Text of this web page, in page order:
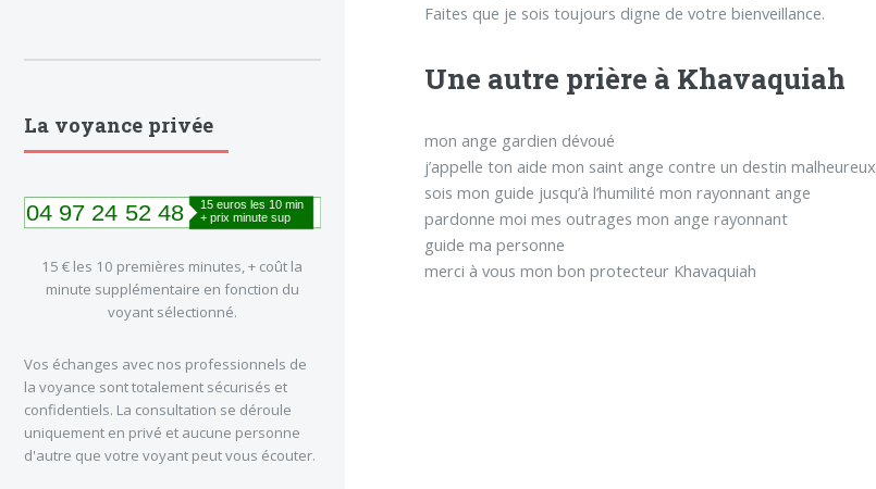
Faites que je sois toujours digne de votre bienveillance.
Une autre prière à Khavaquiah
mon ange gardien dévoué
j’appelle ton aide mon saint ange contre un destin malheureux
sois mon guide jusqu’à l’humilité mon rayonnant ange
pardonne moi mes outrages mon ange rayonnant
guide ma personne
merci à vous mon bon protecteur Khavaquiah
La voyance privée
15 € les 10 premières minutes, + coût la
minute supplémentaire en fonction du
voyant sélectionné.
Vos échanges avec nos professionnels de
la voyance sont totalement sécurisés et
confidentiels. La consultation se déroule
uniquement en privé et aucune personne
d'autre que votre voyant peut vous écouter.